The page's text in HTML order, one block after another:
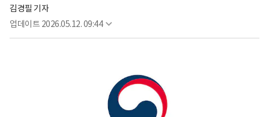
김경필 기자
업데이트 2026.05.12. 09:44